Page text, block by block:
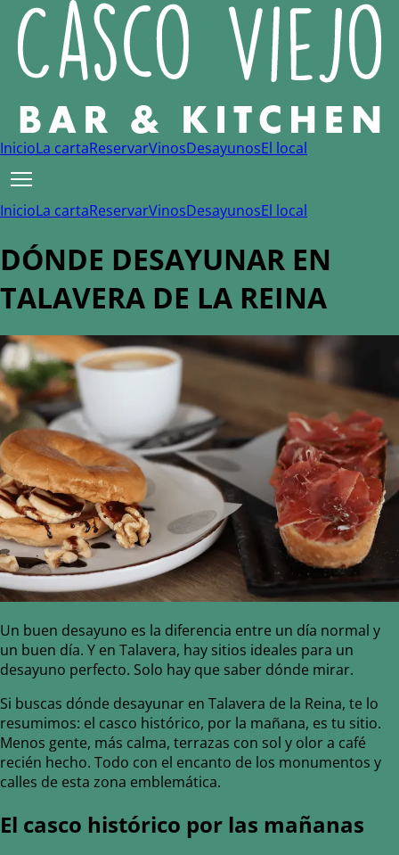
InicioLa cartaReservarVinosDesayunosEl local
InicioLa cartaReservarVinosDesayunosEl local
DÓNDE DESAYUNAR EN
TALAVERA DE LA REINA
Un buen desayuno es la diferencia entre un día normal y
un buen día. Y en Talavera, hay sitios ideales para un
desayuno perfecto. Solo hay que saber dónde mirar.
Si buscas dónde desayunar en Talavera de la Reina, te lo
resumimos: el casco histórico, por la mañana, es tu sitio.
Menos gente, más calma, terrazas con sol y olor a café
recién hecho. Todo con el encanto de los monumentos y
calles de esta zona emblemática.
El casco histórico por las mañanas